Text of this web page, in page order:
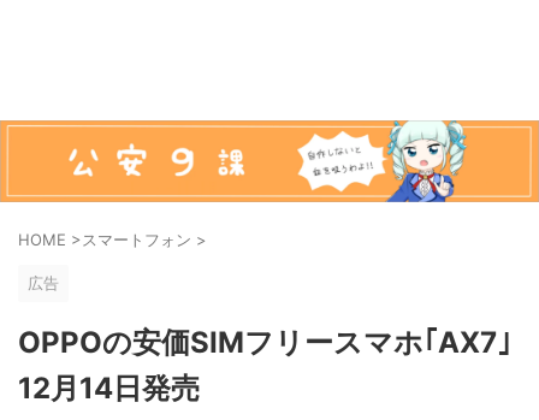
HOME >スマートフォン >
広告
OPPOの安価SIMフリースマホ｢AX7｣
12月14日発売